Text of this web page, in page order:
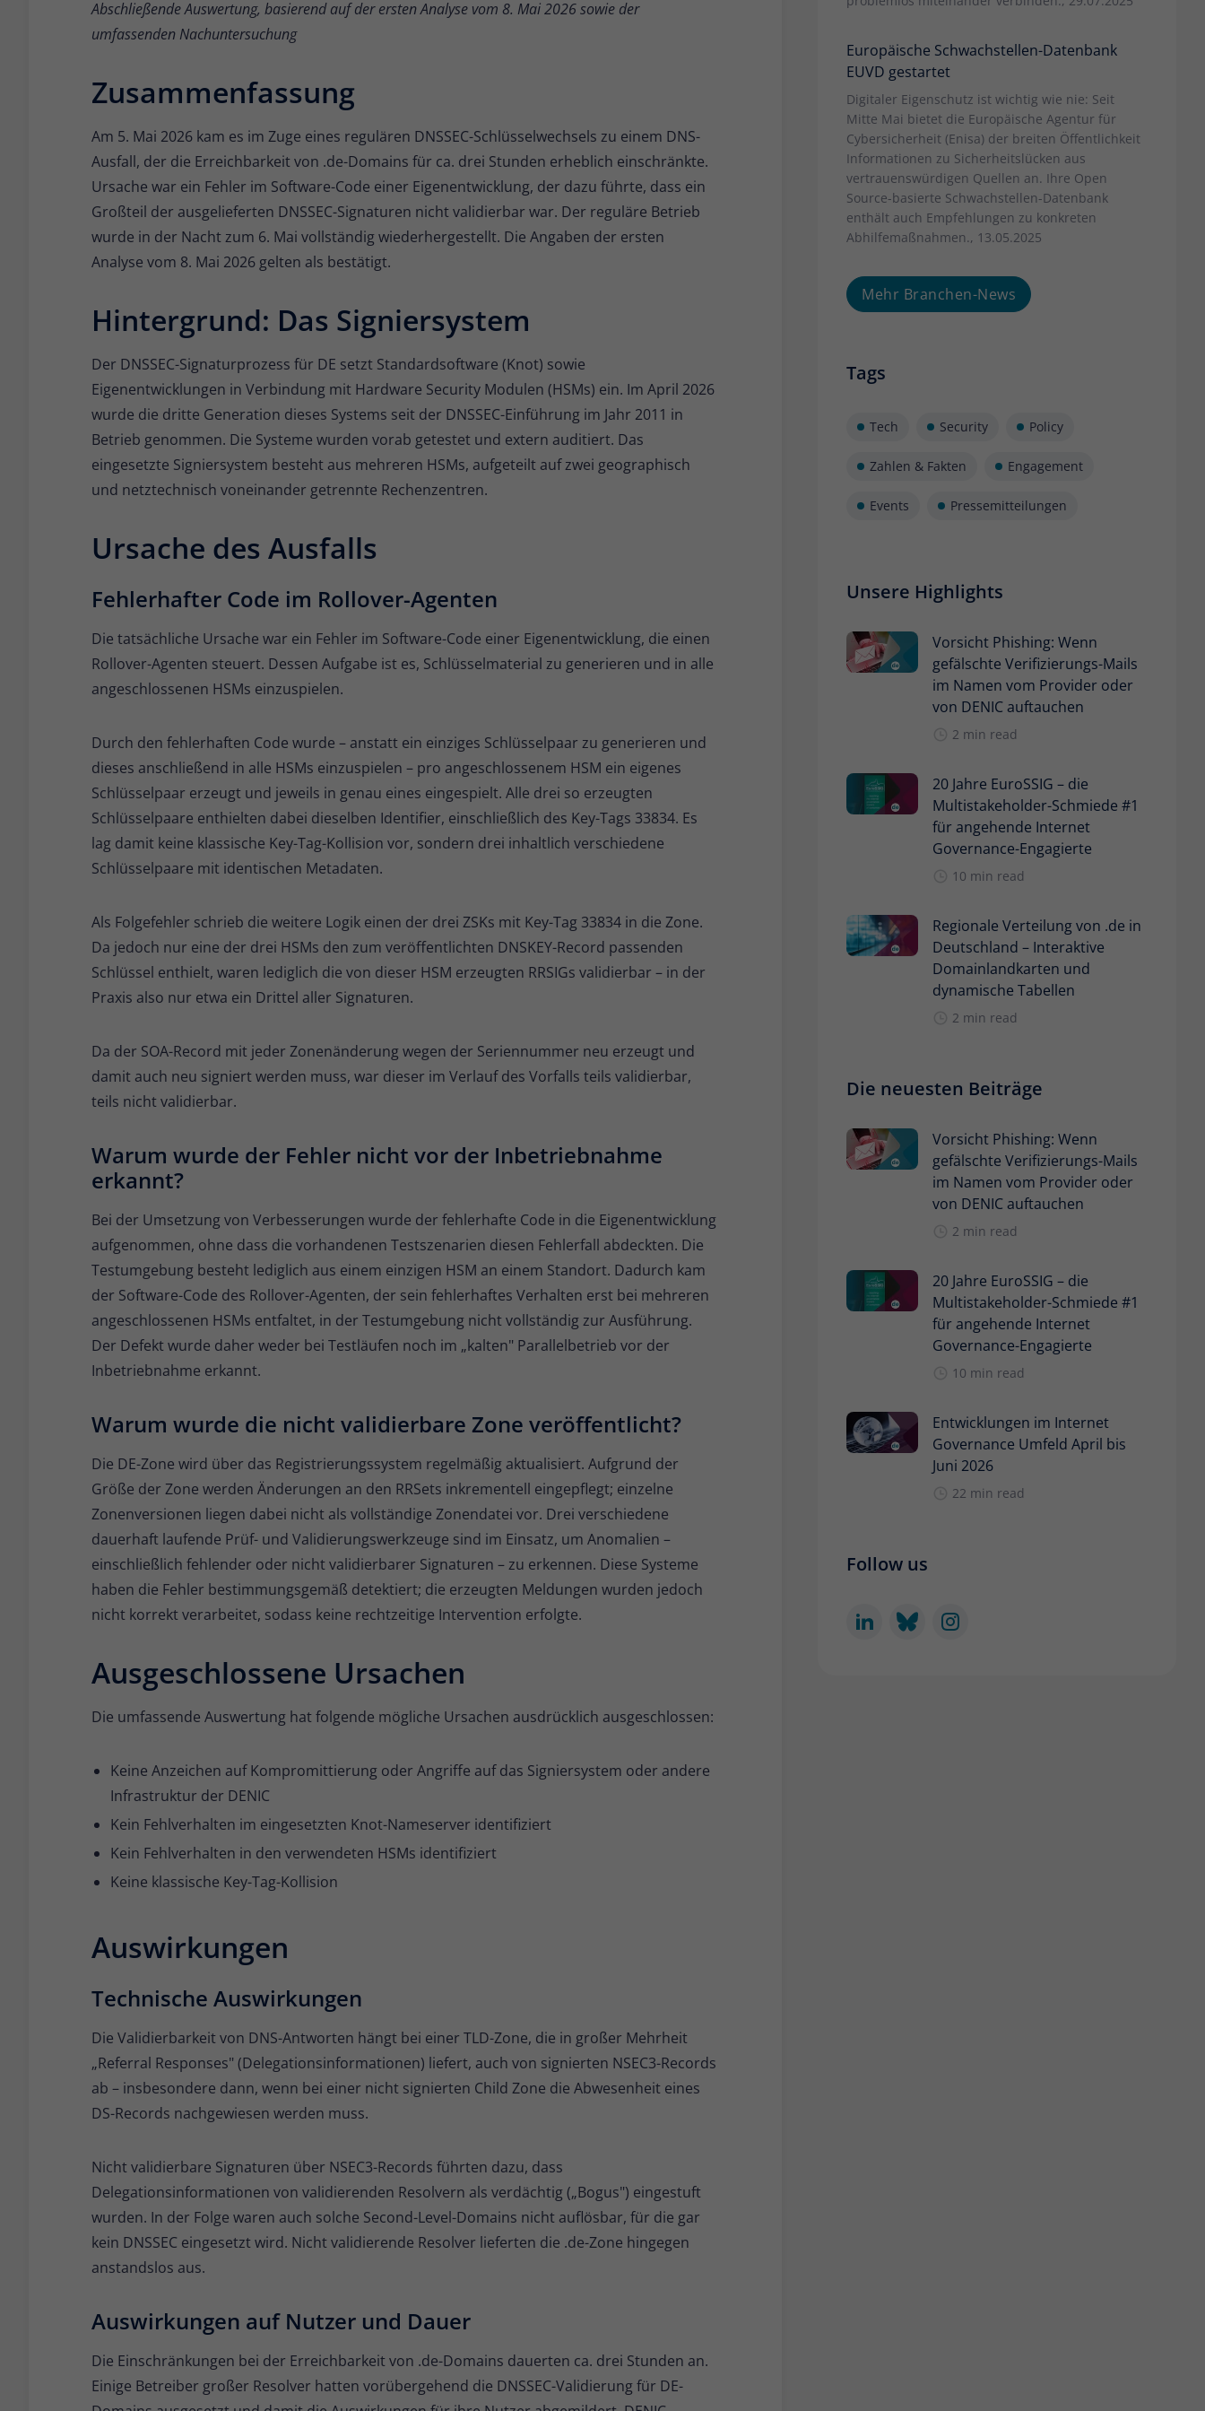
Abschließende Auswertung, basierend auf der ersten Analyse vom 8. Mai 2026 sowie der
umfassenden Nachuntersuchung
Zusammenfassung
Am 5. Mai 2026 kam es im Zuge eines regulären DNSSEC-Schlüsselwechsels zu einem DNS-
Ausfall, der die Erreichbarkeit von .de-Domains für ca. drei Stunden erheblich einschränkte.
Ursache war ein Fehler im Software-Code einer Eigenentwicklung, der dazu führte, dass ein
Großteil der ausgelieferten DNSSEC-Signaturen nicht validierbar war. Der reguläre Betrieb
wurde in der Nacht zum 6. Mai vollständig wiederhergestellt. Die Angaben der ersten
Analyse vom 8. Mai 2026 gelten als bestätigt.
Hintergrund: Das Signiersystem
Der DNSSEC-Signaturprozess für DE setzt Standardsoftware (Knot) sowie
Eigenentwicklungen in Verbindung mit Hardware Security Modulen (HSMs) ein. Im April 2026
wurde die dritte Generation dieses Systems seit der DNSSEC-Einführung im Jahr 2011 in
Betrieb genommen. Die Systeme wurden vorab getestet und extern auditiert. Das
eingesetzte Signiersystem besteht aus mehreren HSMs, aufgeteilt auf zwei geographisch
und netztechnisch voneinander getrennte Rechenzentren.
Ursache des Ausfalls
Fehlerhafter Code im Rollover-Agenten
Die tatsächliche Ursache war ein Fehler im Software-Code einer Eigenentwicklung, die einen
Rollover-Agenten steuert. Dessen Aufgabe ist es, Schlüsselmaterial zu generieren und in alle
angeschlossenen HSMs einzuspielen.
Durch den fehlerhaften Code wurde – anstatt ein einziges Schlüsselpaar zu generieren und
dieses anschließend in alle HSMs einzuspielen – pro angeschlossenem HSM ein eigenes
Schlüsselpaar erzeugt und jeweils in genau eines eingespielt. Alle drei so erzeugten
Schlüsselpaare enthielten dabei dieselben Identifier, einschließlich des Key-Tags 33834. Es
lag damit keine klassische Key-Tag-Kollision vor, sondern drei inhaltlich verschiedene
Schlüsselpaare mit identischen Metadaten.
Als Folgefehler schrieb die weitere Logik einen der drei ZSKs mit Key-Tag 33834 in die Zone.
Da jedoch nur eine der drei HSMs den zum veröffentlichten DNSKEY-Record passenden
Schlüssel enthielt, waren lediglich die von dieser HSM erzeugten RRSIGs validierbar – in der
Praxis also nur etwa ein Drittel aller Signaturen.
Da der SOA-Record mit jeder Zonenänderung wegen der Seriennummer neu erzeugt und
damit auch neu signiert werden muss, war dieser im Verlauf des Vorfalls teils validierbar,
teils nicht validierbar.
Warum wurde der Fehler nicht vor der Inbetriebnahme
erkannt?
Bei der Umsetzung von Verbesserungen wurde der fehlerhafte Code in die Eigenentwicklung
aufgenommen, ohne dass die vorhandenen Testszenarien diesen Fehlerfall abdeckten. Die
Testumgebung besteht lediglich aus einem einzigen HSM an einem Standort. Dadurch kam
der Software-Code des Rollover-Agenten, der sein fehlerhaftes Verhalten erst bei mehreren
angeschlossenen HSMs entfaltet, in der Testumgebung nicht vollständig zur Ausführung.
Der Defekt wurde daher weder bei Testläufen noch im „kalten" Parallelbetrieb vor der
Inbetriebnahme erkannt.
Warum wurde die nicht validierbare Zone veröffentlicht?
Die DE-Zone wird über das Registrierungssystem regelmäßig aktualisiert. Aufgrund der
Größe der Zone werden Änderungen an den RRSets inkrementell eingepflegt; einzelne
Zonenversionen liegen dabei nicht als vollständige Zonendatei vor. Drei verschiedene
dauerhaft laufende Prüf- und Validierungswerkzeuge sind im Einsatz, um Anomalien –
einschließlich fehlender oder nicht validierbarer Signaturen – zu erkennen. Diese Systeme
haben die Fehler bestimmungsgemäß detektiert; die erzeugten Meldungen wurden jedoch
nicht korrekt verarbeitet, sodass keine rechtzeitige Intervention erfolgte.
Ausgeschlossene Ursachen
Die umfassende Auswertung hat folgende mögliche Ursachen ausdrücklich ausgeschlossen:
Keine Anzeichen auf Kompromittierung oder Angriffe auf das Signiersystem oder andere
Infrastruktur der DENIC
Kein Fehlverhalten im eingesetzten Knot-Nameserver identifiziert
Kein Fehlverhalten in den verwendeten HSMs identifiziert
Keine klassische Key-Tag-Kollision
Auswirkungen
Technische Auswirkungen
Die Validierbarkeit von DNS-Antworten hängt bei einer TLD-Zone, die in großer Mehrheit
„Referral Responses" (Delegationsinformationen) liefert, auch von signierten NSEC3-Records
ab – insbesondere dann, wenn bei einer nicht signierten Child Zone die Abwesenheit eines
DS-Records nachgewiesen werden muss.
Nicht validierbare Signaturen über NSEC3-Records führten dazu, dass
Delegationsinformationen von validierenden Resolvern als verdächtig („Bogus") eingestuft
wurden. In der Folge waren auch solche Second-Level-Domains nicht auflösbar, für die gar
kein DNSSEC eingesetzt wird. Nicht validierende Resolver lieferten die .de-Zone hingegen
anstandslos aus.
Auswirkungen auf Nutzer und Dauer
Die Einschränkungen bei der Erreichbarkeit von .de-Domains dauerten ca. drei Stunden an.
Einige Betreiber großer Resolver hatten vorübergehend die DNSSEC-Validierung für DE-
Europäische Schwachstellen-Datenbank
EUVD gestartet
Digitaler Eigenschutz ist wichtig wie nie: Seit
Mitte Mai bietet die Europäische Agentur für
Cybersicherheit (Enisa) der breiten Öffentlichkeit
Informationen zu Sicherheitslücken aus
vertrauenswürdigen Quellen an. Ihre Open
Source-basierte Schwachstellen-Datenbank
enthält auch Empfehlungen zu konkreten
Abhilfemaßnahmen., 13.05.2025
Mehr Branchen-News
Tags
Tech Security Policy
Zahlen & Fakten Engagement
Events Pressemitteilungen
Unsere Highlights
Vorsicht Phishing: Wenn
gefälschte Verifizierungs-Mails
im Namen vom Provider oder
von DENIC auftauchen
2 min read
20 Jahre EuroSSIG – die
Multistakeholder-Schmiede #1
für angehende Internet
Governance-Engagierte
10 min read
Regionale Verteilung von .de in
Deutschland – Interaktive
Domainlandkarten und
dynamische Tabellen
2 min read
Die neuesten Beiträge
Vorsicht Phishing: Wenn
gefälschte Verifizierungs-Mails
im Namen vom Provider oder
von DENIC auftauchen
2 min read
20 Jahre EuroSSIG – die
Multistakeholder-Schmiede #1
für angehende Internet
Governance-Engagierte
10 min read
Entwicklungen im Internet
Governance Umfeld April bis
Juni 2026
22 min read
Follow us
Name _pk_ses
Kurzlebige Cookies, die zur vorübergehenden
verwendet werden.
Name _pk_cvar
Zweck
Speicherung von Daten für den Besuch
verwendet werden.